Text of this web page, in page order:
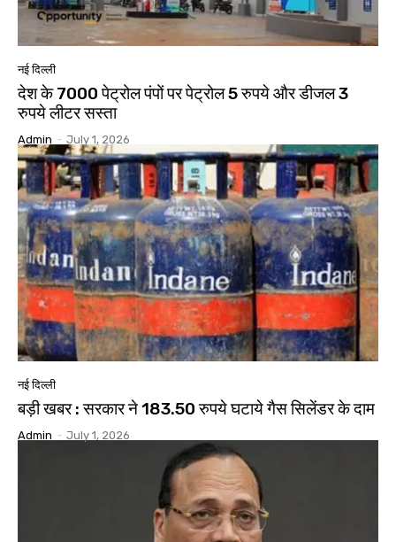
नई दिल्ली
देश के 7000 पेट्रोल पंपों पर पेट्रोल 5 रुपये और डीजल 3
रुपये लीटर सस्ता
Admin - July 1, 2026
नई दिल्ली
बड़ी खबर : सरकार ने 183.50 रुपये घटाये गैस सिलेंडर के दाम
Admin - July 1, 2026